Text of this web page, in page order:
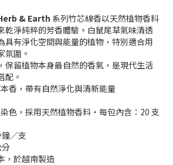
& Earth 系列竹芯線香以天然植物香料
乾淨純粹的芳香體驗。白鼠尾草氣味清透
具有淨化空間與能量的植物，特別適合用
氛圍。
保留植物本身最自然的香氣，是現代生活
配。
香，帶有自然淨化與清新能量
色，採用天然植物香料・每包內含：20 支
／支
分
，於越南製造